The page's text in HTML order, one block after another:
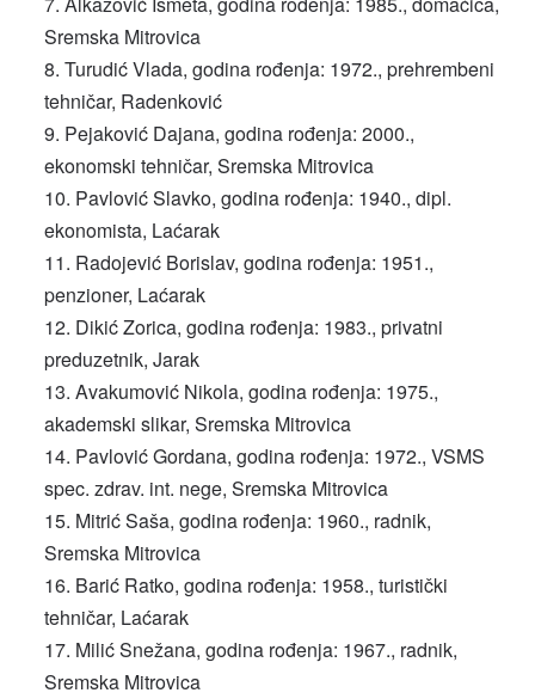
Sremska Mitrovica
Turudić Vlada, godina rođenja: 1972., prehrembeni
tehničar, Radenković
Pejaković Dajana, godina rođenja: 2000.,
ekonomski tehničar, Sremska Mitrovica
Pavlović Slavko, godina rođenja: 1940., dipl.
ekonomista, Laćarak
Radojević Borislav, godina rođenja: 1951.,
penzioner, Laćarak
Dikić Zorica, godina rođenja: 1983., privatni
preduzetnik, Jarak
Avakumović Nikola, godina rođenja: 1975.,
akademski slikar, Sremska Mitrovica
Pavlović Gordana, godina rođenja: 1972., VSMS
spec. zdrav. int. nege, Sremska Mitrovica
Mitrić Saša, godina rođenja: 1960., radnik,
Sremska Mitrovica
Barić Ratko, godina rođenja: 1958., turistički
tehničar, Laćarak
Milić Snežana, godina rođenja: 1967., radnik,
Sremska Mitrovica